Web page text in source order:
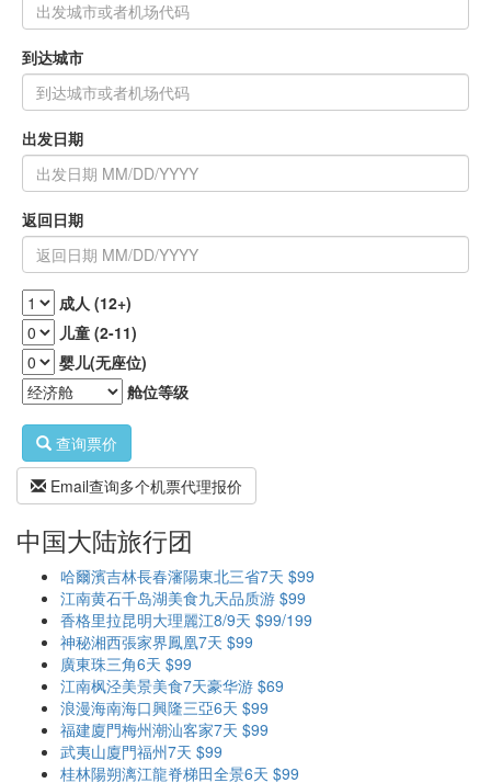
到达城市
出发日期
返回日期
成人 (12+)
儿童 (2-11)
婴儿(无座位)
舱位等级
查询票价
Email查询多个机票代理报价
中国大陆旅行团
哈爾濱吉林長春瀋陽東北三省7天 $99
江南黄石千岛湖美食九天品质游 $99
香格里拉昆明大理麗江8/9天 $99/199
神秘湘西張家界鳳凰7天 $99
廣東珠三角6天 $99
江南枫泾美景美食7天豪华游 $69
浪漫海南海口興隆三亞6天 $99
福建廈門梅州潮汕客家7天 $99
武夷山廈門福州7天 $99
桂林陽朔漓江龍脊梯田全景6天 $99